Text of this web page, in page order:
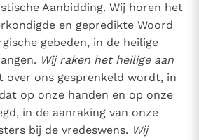
Aanbidding. Wij horen het
en gepredikte Woord
gebeden, in de heilige
Wij raken het heilige aan
over ons gesprenkeld wordt, in
op onze handen en op onze
in de aanraking van onze
bij de vredeswens. Wij